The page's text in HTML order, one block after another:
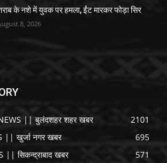
के नशे में युवक पर हमला, ईंट मारकर फोड़ा सिर
8, 2026
|| बुलंदशहर शहर खबर
2101
|| खुर्जा नगर खबर
695
|| सिकन्द्राबाद खबर
571